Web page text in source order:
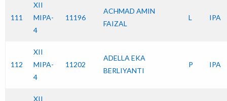
111
XII
MIPA-
4
11196
ACHMAD AMIN
FAIZAL
L IPA
112
XII
MIPA-
4
11202
ADELLA EKA
BERLIYANTI
P IPA
XII